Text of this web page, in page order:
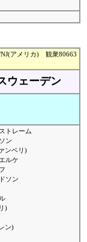
アメリカ) 観衆80663
ウェーデン
トレーム
ン
ンベリ)
ルケ
ソン
)
ン)